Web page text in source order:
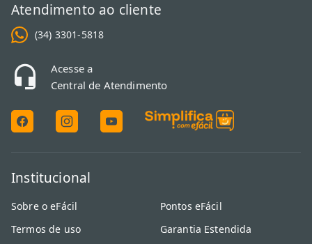
Atendimento ao cliente
(34) 3301-5818
Acesse a
Central de Atendimento
Institucional
Sobre o eFácil
Termos de uso
Pontos eFácil
Garantia Estendida